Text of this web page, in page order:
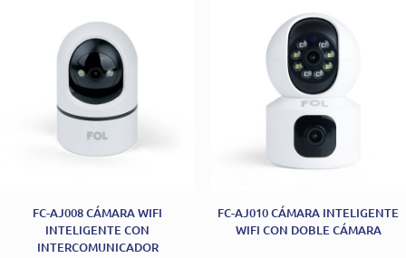
FC-AJ008 CÁMARA WIFI
INTELIGENTE CON
INTERCOMUNICADOR
FC-AJ010 CÁMARA INTELIGENTE
WIFI CON DOBLE CÁMARA